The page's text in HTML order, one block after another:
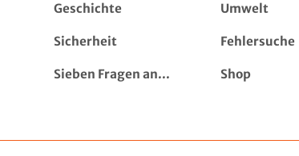
Geschichte Umwelt
Sicherheit Fehlersuche
Sieben Fragen an... Shop